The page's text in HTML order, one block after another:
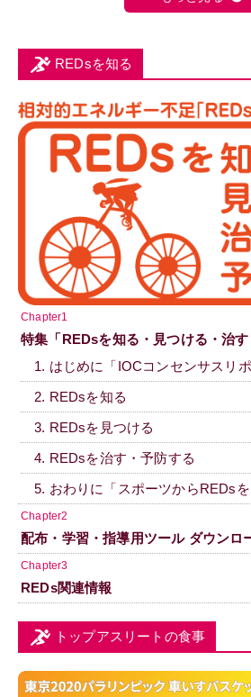
REDsを知る
Chapter1
特集「REDsを知る・見つける・治す
1. はじめに「IOCコンセンサスリポ
2. REDsを知る
3. REDsを見つける
4. REDsを治す・予防する
5. おわりに「スポーツからREDsを
Chapter2
配布・学習・指導用ツール ダウンロ
Chapter3
REDs関連情報
トップアスリートの食事